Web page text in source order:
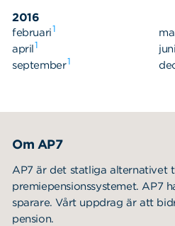
2016
februari1
april1 juni
september1
Om AP7
AP7 är det statliga alternativet
premiepensionssystemet. AP7
sparare. Vårt uppdrag är att
pension.